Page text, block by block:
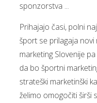
sponzorstva ...
Prihajajo časi, polni
šport se prilagaja
marketing Slovenije
da bo športni
strateški marketinški
želimo omogočiti širši